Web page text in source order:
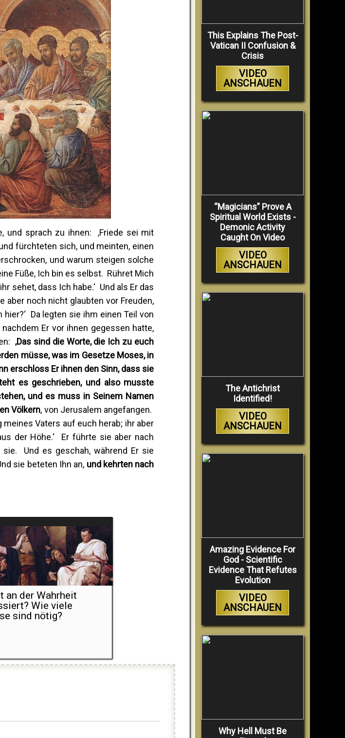
und sprach zu ihnen: ‚Friede sei mit
fürchteten sich, und meinten, einen
und warum steigen solche
Füße, Ich bin es selbst. Rühret Mich
sehet, dass Ich habe.‘ Und als Er das
aber noch nicht glaubten vor Freuden,
Da legten sie ihm einen Teil von
Er vor ihnen gegessen hatte,
‚Das sind die Worte, die Ich zu euch
müsse, was im Gesetze Moses, in
erschloss Er ihnen den Sinn, dass sie
es geschrieben, und also musste
und es muss in Seinem Namen
Völkern, von Jerusalem angefangen.
Vaters auf euch herab; ihr aber
der Höhe.‘ Er führte sie aber nach
sie. Und es geschah, während Er sie
sie beteten Ihn an, und kehrten nach
an der Wahrheit
Wie viele
sind nötig?
This Explains The Post-
Vatican II Confusion &
Crisis
VIDEO
ANSCHAUEN
“Magicians” Prove A
Spiritual World Exists -
Demonic Activity
Caught On Video
VIDEO
ANSCHAUEN
The Antichrist
Identified!
VIDEO
ANSCHAUEN
Amazing Evidence For
God - Scientific
Evidence That Refutes
Evolution
VIDEO
ANSCHAUEN
Why Hell Must Be